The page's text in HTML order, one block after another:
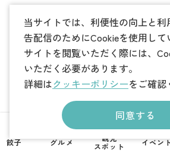
餃子 グルメ
観光
スポット
イベン
当サイトでは、利便性の向上と
告配信のためにCookieを使用して
サイトを閲覧いただく際には、
いただく必要があります。
詳細はクッキーポリシーをご確認
同意する